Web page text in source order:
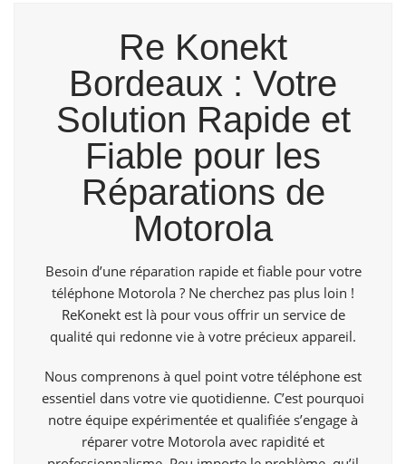
Re Konekt
Bordeaux : Votre
Solution Rapide et
Fiable pour les
Réparations de
Motorola
Besoin d’une réparation rapide et fiable pour votre
téléphone Motorola ? Ne cherchez pas plus loin !
ReKonektest là pour vous offrir un service de
qualité qui redonne vie à votre précieux appareil.
Nous comprenons à quel point votre téléphone est
essentiel dans votre vie quotidienne. C’est pourquoi
notre équipe expérimentée et qualifiée s’engage à
réparer votre Motorola avec rapidité et